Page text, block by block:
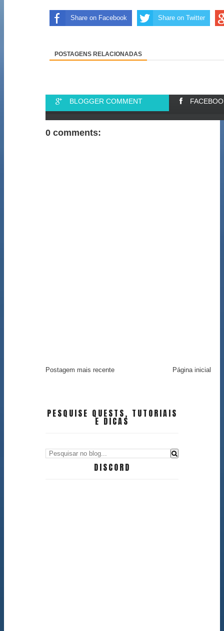
Share on Facebook Share on Twitter
POSTAGENS RELACIONADAS
BLOGGER COMMENT
0 comments:
Postagem mais recente Página inicial
PESQUISE QUESTS, TUTORIAIS
E DICAS
DISCORD